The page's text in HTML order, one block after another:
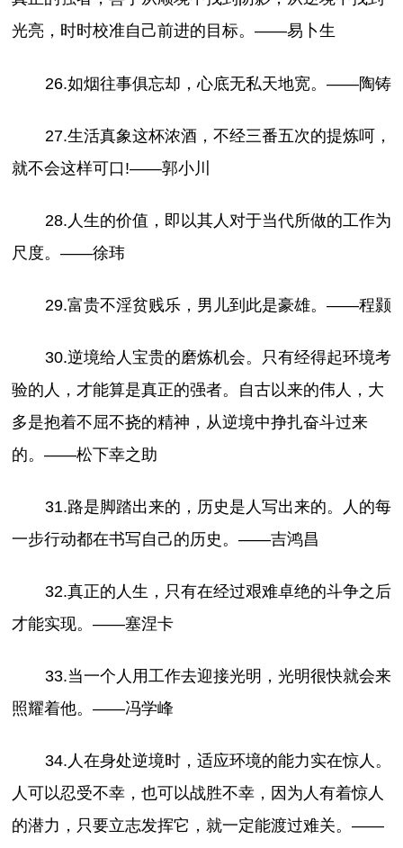
光亮，时时校准自己前进的目标。——易卜生
26.如烟往事俱忘却，心底无私天地宽。——陶铸
27.生活真象这杯浓酒，不经三番五次的提炼呵，
就不会这样可口!——郭小川
28.人生的价值，即以其人对于当代所做的工作为
尺度。——徐玮
29.富贵不淫贫贱乐，男儿到此是豪雄。——程颢
30.逆境给人宝贵的磨炼机会。只有经得起环境考
验的人，才能算是真正的强者。自古以来的伟人，大
多是抱着不屈不挠的精神，从逆境中挣扎奋斗过来
的。——松下幸之助
31.路是脚踏出来的，历史是人写出来的。人的每
一步行动都在书写自己的历史。——吉鸿昌
32.真正的人生，只有在经过艰难卓绝的斗争之后
才能实现。——塞涅卡
33.当一个人用工作去迎接光明，光明很快就会来
照耀着他。——冯学峰
34.人在身处逆境时，适应环境的能力实在惊人。
人可以忍受不幸，也可以战胜不幸，因为人有着惊人
的潜力，只要立志发挥它，就一定能渡过难关。——